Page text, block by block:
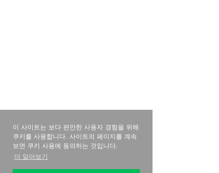
이 사이트는 보다 편안한 사용자 경험을 위해
쿠키를 사용합니다. 사이트의 페이지를 계속
보면 쿠키 사용에 동의하는 것입니다.
더 알아보기